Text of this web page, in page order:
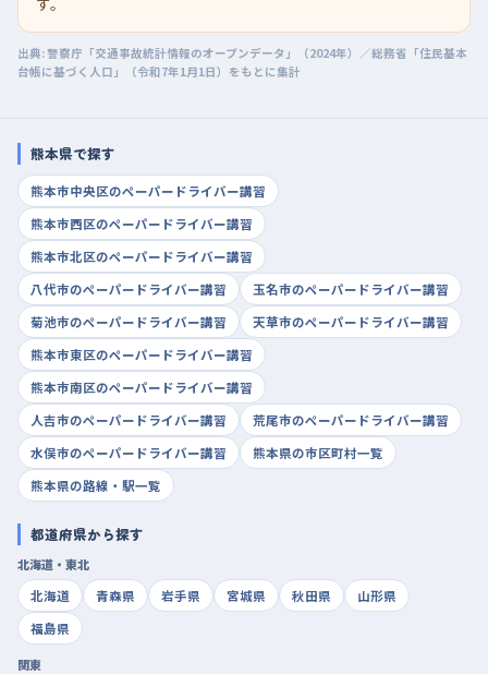
出典: 警察庁「交通事故統計情報のオープンデータ」（2024年）／総務省「住民基本
台帳に基づく人口」（令和7年1月1日）をもとに集計
熊本県で探す
熊本市中央区のペーパードライバー講習
熊本市西区のペーパードライバー講習
熊本市北区のペーパードライバー講習
八代市のペーパードライバー講習
玉名市のペーパードライバー講習
菊池市のペーパードライバー講習
天草市のペーパードライバー講習
熊本市東区のペーパードライバー講習
熊本市南区のペーパードライバー講習
人吉市のペーパードライバー講習
荒尾市のペーパードライバー講習
水俣市のペーパードライバー講習
熊本県の市区町村一覧
熊本県の路線・駅一覧
都道府県から探す
北海道・東北
北海道
青森県 岩手県 宮城県 秋田県
山形県
福島県
関東